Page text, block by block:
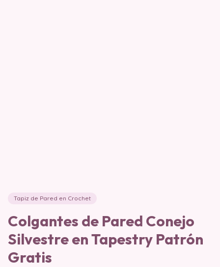
Tapiz de Pared en Crochet
Colgantes de Pared Conejo
Silvestre en Tapestry Patrón
Gratis